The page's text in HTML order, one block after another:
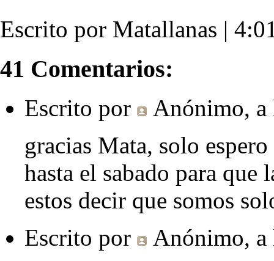
Escrito por Matallanas |
41 Comentarios:
Escrito por Anónimo,
gracias Mata, solo
hasta el sabado para que
estos decir que somos
Escrito por
Anónimo,